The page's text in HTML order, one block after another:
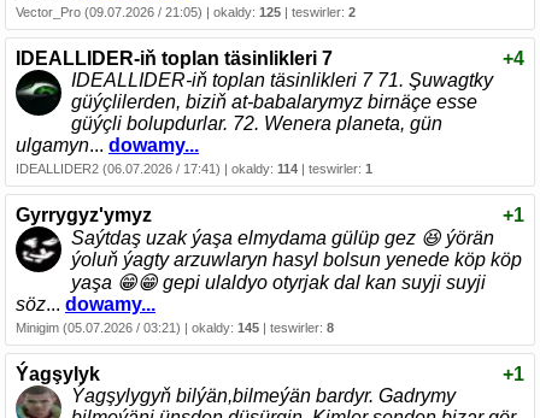
Vector_Pro (09.07.2026 / 21:05) | okaldy: 125 | teswirler: 2
IDEALLIDER-iň toplan täsinlikleri 7
+4
IDEALLIDER-iň toplan täsinlikleri 7 71. Şuwagtky
güýçlilerden, biziň at-babalarymyz birnäçe esse
güýçli bolupdurlar. 72. Wenera planeta, gün
ulgamyn... dowamy...
IDEALLIDER2 (06.07.2026 / 17:41) | okaldy: 114 | teswirler: 1
Gyrrygyz'ymyz
+1
Saýtdaş uzak ýaşa elmydama gülüp gez 😆 ýörän
ýoluň ýagty arzuwlaryn hasyl bolsun yenede köp köp
yaşa 😁😁 gepi ulaldyo otyrjak dal kan suyji suyji
söz... dowamy...
Minigim (05.07.2026 / 03:21) | okaldy: 145 | teswirler: 8
Ýagşylyk
+1
Ýagşylygyň bilýän,bilmeýän bardyr. Gadrymy